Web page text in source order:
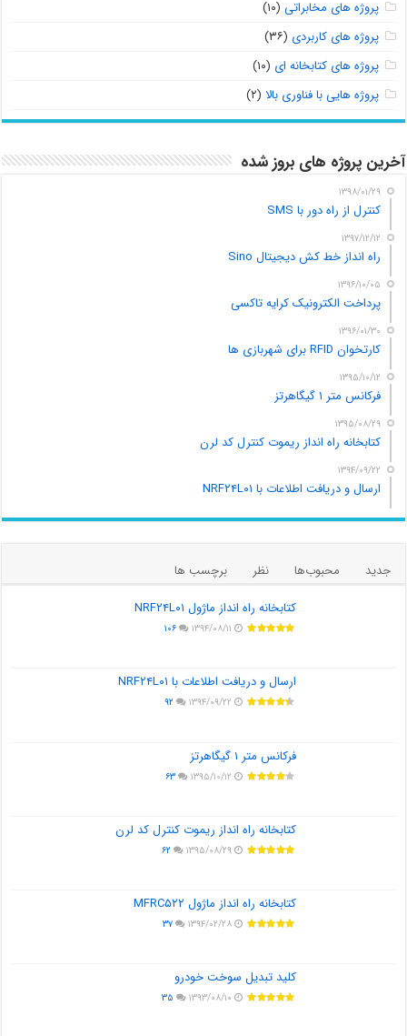
پروژه های مخابراتی (۱۰)
پروژه های کاربردی (۳۶)
پروژه های کتابخانه ای (۱۰)
پروژه هایی با فناوری بالا (۲)
آخرین پروژه های بروز شده
۱۳۹۸/۰۱/۲۹
کنترل از راه دور با SMS
۱۳۹۷/۱۲/۱۲
راه انداز خط کش دیجیتال Sino
۱۳۹۶/۱۰/۰۵
پرداخت الکترونیک کرایه تاکسی
۱۳۹۶/۰۱/۳۰
کارتخوان RFID برای شهربازی ها
۱۳۹۵/۱۰/۱۲
فرکانس متر ۱ گیگاهرتز
۱۳۹۵/۰۸/۲۹
کتابخانه راه انداز ریموت کنترل کد لرن
۱۳۹۴/۰۹/۲۲
ارسال و دریافت اطلاعات با NRF۲۴L۰۱
جدید محبوب‌ها نظر
برچسب ها
کتابخانه راه انداز ماژول NRF۲۴L۰۱
۱۳۹۴/۰۸/۱۱ ۱۰۶
ارسال و دریافت اطلاعات با NRF۲۴L۰۱
۱۳۹۴/۰۹/۲۲ ۹۲
فرکانس متر ۱ گیگاهرتز
۱۳۹۵/۱۰/۱۲ ۶۳
کتابخانه راه انداز ریموت کنترل کد لرن
۱۳۹۵/۰۸/۲۹ ۶۲
کتابخانه راه انداز ماژول MFRC۵۲۲
۱۳۹۴/۰۲/۲۸ ۳۷
کلید تبدیل سوخت خودرو
۱۳۹۳/۰۸/۱۰ ۳۵